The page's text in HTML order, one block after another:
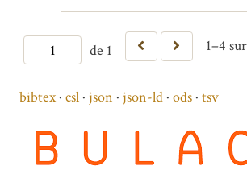
de 1 1–4
bibtex csl json json-ld ods tsv